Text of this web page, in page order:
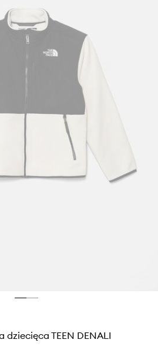
dziecięca TEEN DENALI